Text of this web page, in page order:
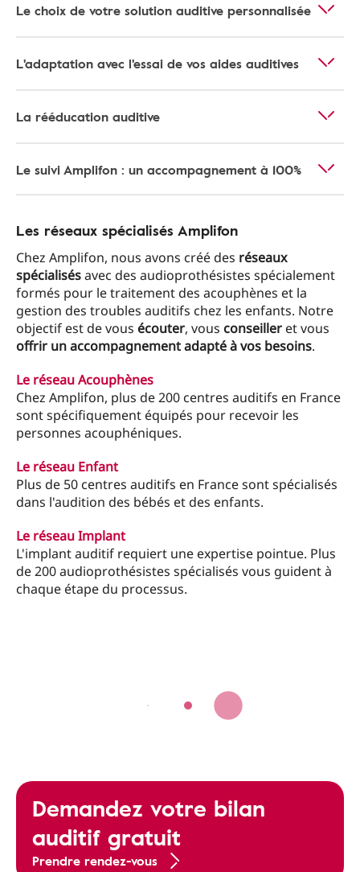
Le choix de votre solution auditive personnalisée
L'adaptation avec l'essai de vos aides auditives
La rééducation auditive
Le suivi Amplifon : un accompagnement à 100%
Les réseaux spécialisés Amplifon
Chez Amplifon, nous avons créé des réseaux
spécialisésavec des audioprothésistes spécialement
formés pour le traitement des acouphènes et la
gestion des troubles auditifs chez les enfants. Notre
objectif est de vous écouter, vous conseiller et vous
offrir un accompagnement adapté à vos besoins.
Le réseau Acouphènes
Chez Amplifon, plus de 200 centres auditifs en France
sont spécifiquement équipés pour recevoir les
personnes acouphéniques.
Le réseau Enfant
Plus de 50 centres auditifs en France sont spécialisés
dans l'audition des bébés et des enfants.
Le réseau Implant
L'implant auditif requiert une expertise pointue. Plus
de 200 audioprothésistes spécialisés vous guident à
chaque étape du processus.
Demandez votre bilan
auditif gratuit
Prendre rendez-vous